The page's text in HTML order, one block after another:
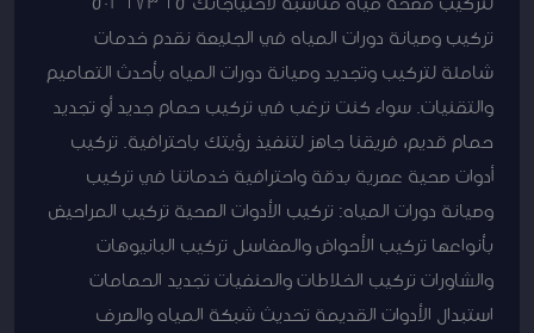
تركيب وصيانة دورات المياه في الجليعة نقدم خدمات
شاملة لتركيب وتجديد وصيانة دورات المياه بأحدث التصاميم
والتقنيات. سواء كنت ترغب في تركيب حمام جديد أو تجديد
حمام قديم، فريقنا جاهز لتنفيذ رؤيتك باحترافية. تركيب
أدوات صحية عصرية بدقة واحترافية خدماتنا في تركيب
وصيانة دورات المياه: تركيب الأدوات الصحية تركيب المراحيض
بأنواعها تركيب الأحواض والمغاسل تركيب البانيوهات
والشاورات تركيب الخلاطات والحنفيات تجديد الحمامات
استبدال الأدوات القديمة تحديث شبكة المياه والصرف